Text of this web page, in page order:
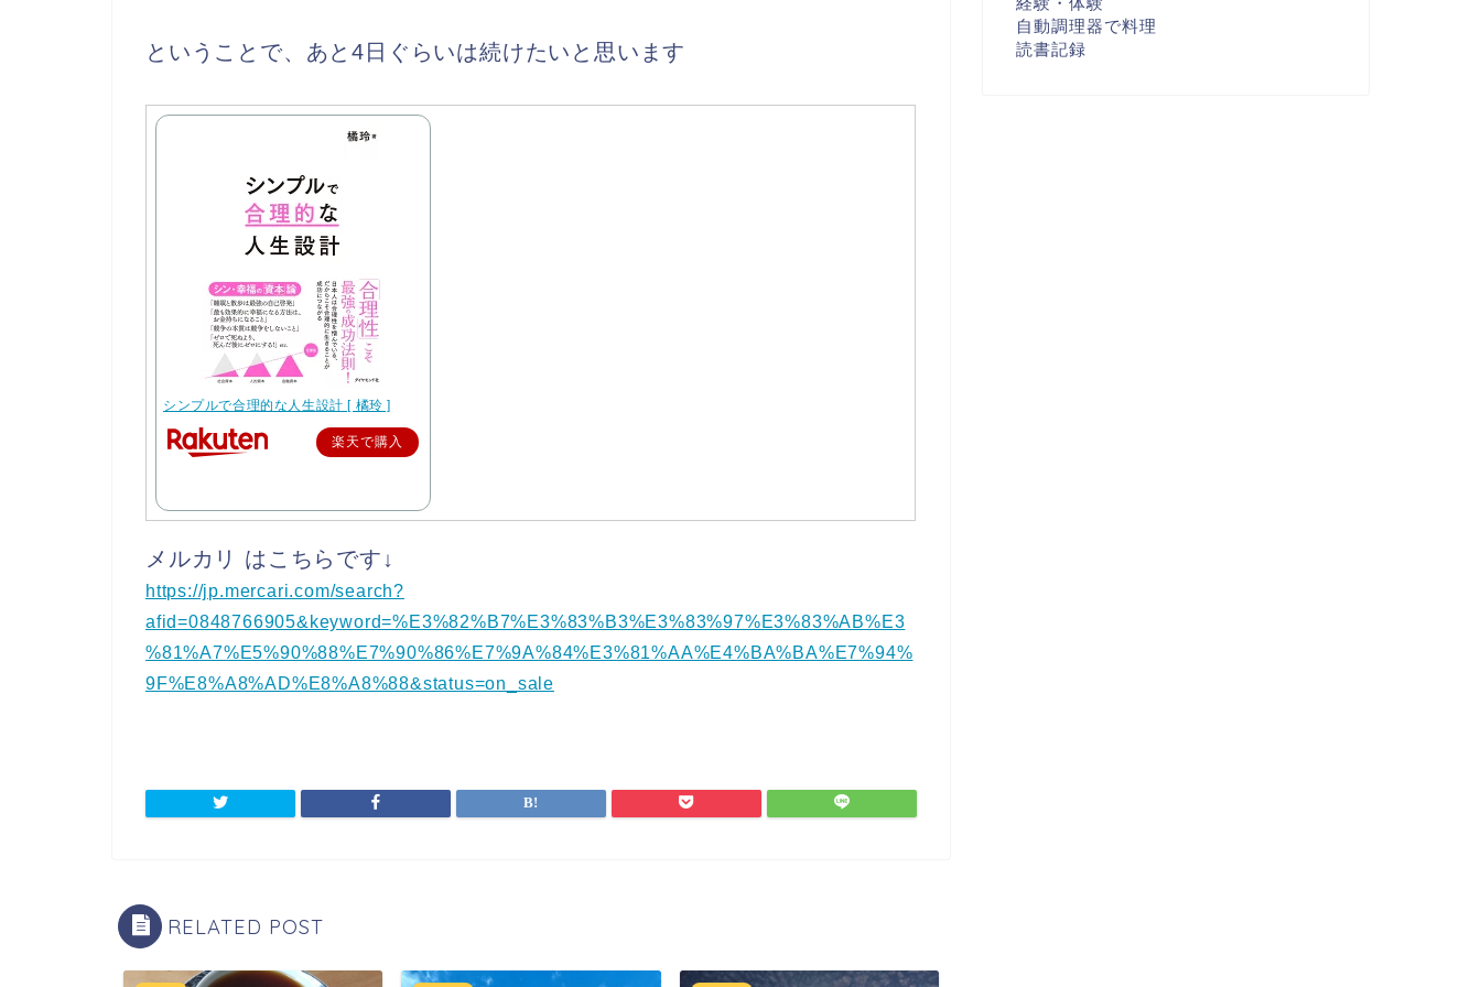
ということで、あと4日ぐらいは続けたいと思います
シンプルで合理的な人生設計 [ 橘玲 ]
楽天で購入
メルカリ はこちらです↓
https://jp.mercari.com/search?
afid=0848766905&keyword=%E3%82%B7%E3%83%B3%E3%83%97%E3%83%AB%E3
%81%A7%E5%90%88%E7%90%86%E7%9A%84%E3%81%AA%E4%BA%BA%E7%94%
9F%E8%A8%AD%E8%A8%88&status=on_sale
RELATED POST
自動調理器で料理
読書記録